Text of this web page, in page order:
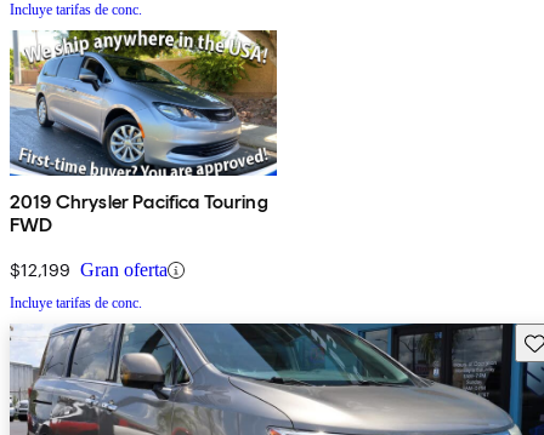
Incluye tarifas de conc.
2019 Chrysler Pacifica Touring
FWD
$12,199 Gran oferta
Incluye tarifas de conc.